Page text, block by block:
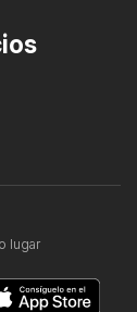
lugar